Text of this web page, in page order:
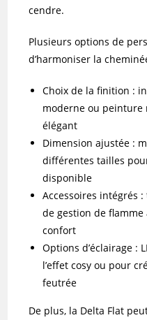
cendre.
Plusieurs options de
d’harmoniser la
Choix de la finition :
moderne ou
élégant
Dimension ajustée :
différentes tailles
disponible
Accessoires intégrés
de gestion de
confort
Options d’éclairage :
l’effet cosy ou pour
feutrée
De plus, la Delta Flat